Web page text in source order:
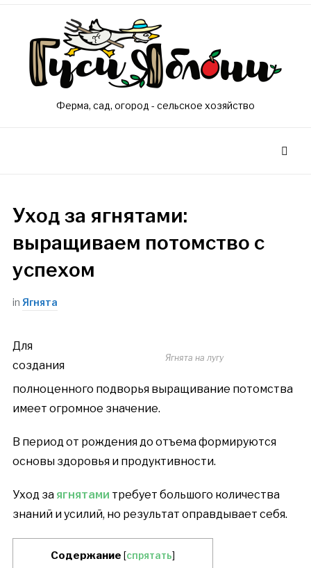
Ферма, сад, огород - сельское хозяйство
Уход за ягнятами:
выращиваем потомство с
успехом
in Ягнята
Ягнята на лугу
Для
создания
полноценного подворья выращивание потомства
имеет огромное значение.
В период от рождения до отъема формируются
основы здоровья и продуктивности.
Уход за ягнятами требует большого количества
знаний и усилий, но результат оправдывает себя.
Содержание [спрятать]